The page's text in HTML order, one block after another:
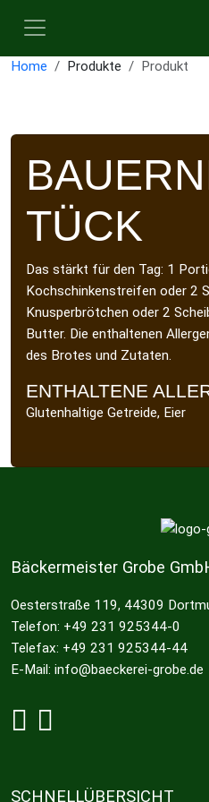
Home Produkte Produkt
TÜCK
Das stärkt für den Tag: 1
Kochschinkenstreifen oder 2
Knusperbrötchen oder 2
Butter. Die enthaltenen
des Brotes und Zutaten.
ENTHALTENE
Glutenhaltige Getreide, Eier
Bäckermeister Grobe
Oesterstraße 119, 44309
Telefon: +49 231 925344-0
Telefax: +49 231 925344-44
E-Mail: info@baeckerei-grobe.de
Grobe bei
SCHNELLÜBERSICHT